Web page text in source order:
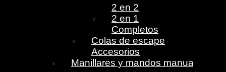
2 en 2
2 en 1
Completos
Colas de escape
Accesorios
Manillares y mandos manuales